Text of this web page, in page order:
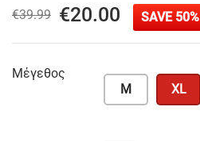
€39.99 €20.00 SAVE 50%
Μέγεθος
M
XL